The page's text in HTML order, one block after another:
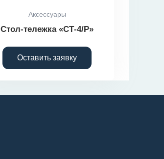
Аксессуары
Стол-тележка «СТ-4/Р»
Оставить заявку